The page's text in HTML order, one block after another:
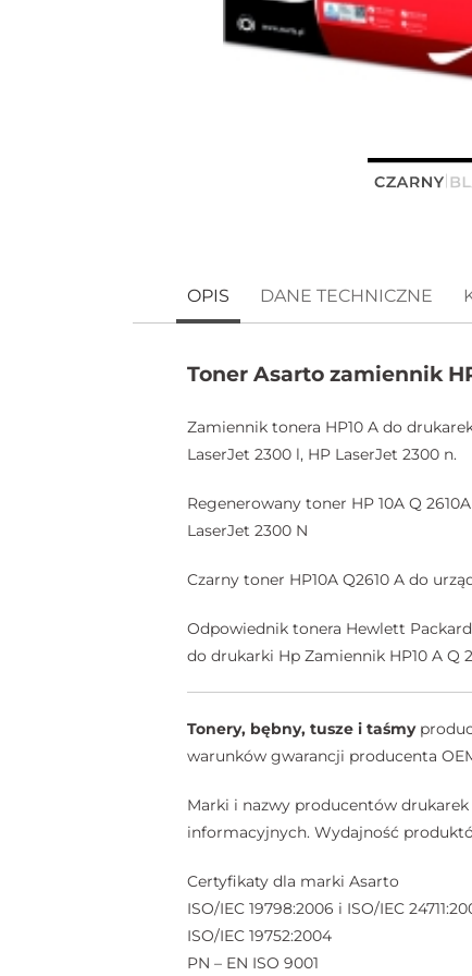
OPIS DANE TECHNICZNE
Toner Asarto zamiennik
Zamiennik tonera HP10 A do
LaserJet 2300 l, HP LaserJet 2300 n.
Regenerowany toner HP 10A Q
LaserJet 2300 N
Czarny toner HP10A Q2610 A do
Odpowiednik tonera Hewlett Packard
do drukarki Hp Zamiennik HP10 A Q
Tonery, bębny, tusze i taśmy
warunków gwarancji producenta
Marki i nazwy producentów
informacyjnych. Wydajność
Certyfikaty dla marki Asarto
ISO/IEC 19798:2006 i ISO/IEC
ISO/IEC 19752:2004
PN – EN ISO 9001